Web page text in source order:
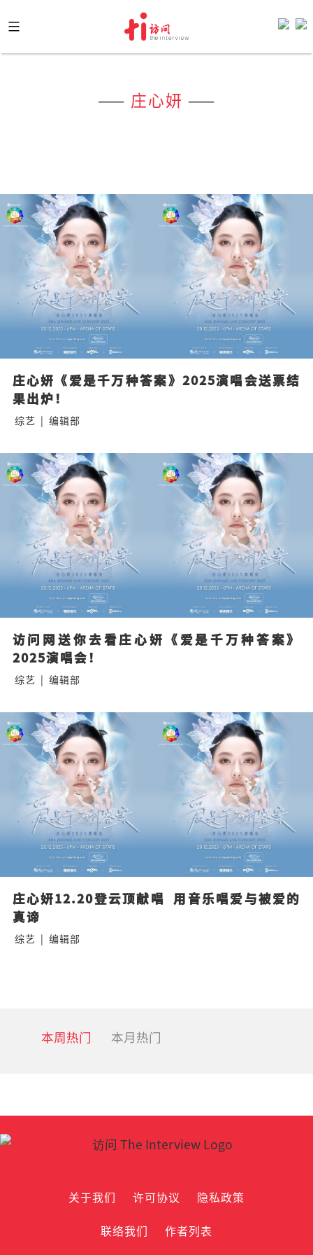
to
content
—— 庄心妍 ——
庄心妍《爱是千万种答案》2025演唱会送票结
果出炉！
综艺 | 编辑部
访问网送你去看庄心妍《爱是千万种答案》
2025演唱会！
综艺 | 编辑部
庄心妍12.20登云顶献唱  用音乐唱爱与被爱的
真谛
综艺 | 编辑部
本周热门 本月热门
关于我们 许可协议
隐私政策
联络我们
作者列表